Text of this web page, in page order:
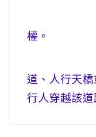
不侵
權。
100 公
道、人行天
行人穿越該道